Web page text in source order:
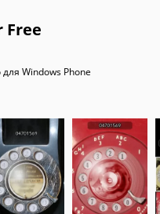
Free
Windows Phone